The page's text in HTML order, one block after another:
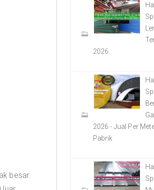
besar.
2026
2026 - Jual Per
Pabrik